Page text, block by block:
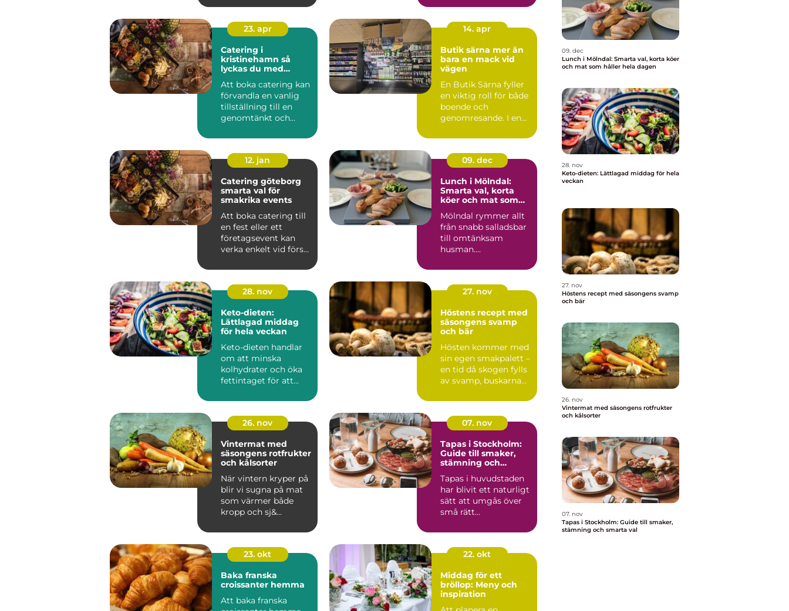
23. apr
Catering i
kristinehamn så
lyckas du med
Att boka catering kan
förvandla en vanlig
tillställning till en
genomtänkt och
upplevelse...
14. apr
Butik särna mer än
bara en mack vid
vägen
En Butik Särna fyller
en viktig roll för både
boende och
genomresande. I en
avstånden ...
12. jan
Catering göteborg
smarta val för
smakrika events
Att boka catering till
en fest eller ett
företagsevent kan
verka enkelt vid första
09. dec
Lunch i Mölndal:
Smarta val, korta
köer och mat som
Mölndal rymmer allt
från snabb salladsbar
till omtänksam
husman.
28. nov
Keto-dieten:
Lättlagad middag
för hela veckan
Keto-dieten handlar
om att minska
kolhydrater och öka
fettintaget för att
27. nov
Höstens recept med
säsongens svamp
och bär
Hösten kommer med
sin egen smakpalett –
en tid då skogen fylls
av svamp, buskarna
26. nov
Vintermat med
säsongens rotfrukter
och kålsorter
När vintern kryper på
blir vi sugna på mat
som värmer både
kropp och sj&...
07. nov
Tapas i Stockholm:
Guide till smaker,
stämning och
Tapas i huvudstaden
har blivit ett naturligt
sätt att umgås över
små rätt...
23. okt
Baka franska
croissanter hemma
Att baka franska
22. okt
Middag för ett
bröllop: Meny och
inspiration
09. dec
Lunch i Mölndal: Smarta val, korta köer
och mat som håller hela dagen
28. nov
Keto-dieten: Lättlagad middag för hela
veckan
27. nov
Höstens recept med säsongens svamp
och bär
26. nov
Vintermat med säsongens rotfrukter
och kålsorter
07. nov
Tapas i Stockholm: Guide till smaker,
stämning och smarta val